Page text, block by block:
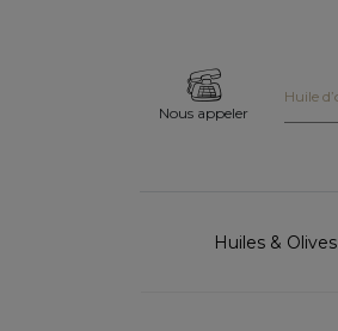
Nous appeler
Huiles & Olives